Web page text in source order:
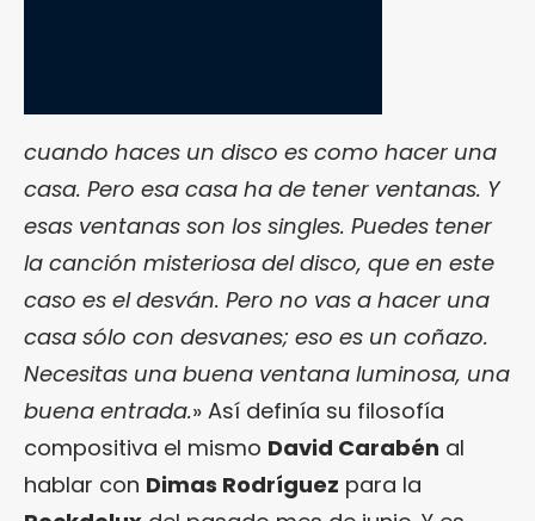
cuando haces un disco es como hacer una
casa. Pero esa casa ha de tener ventanas. Y
esas ventanas son los singles. Puedes tener
la canción misteriosa del disco, que en este
caso es el desván. Pero no vas a hacer una
casa sólo con desvanes; eso es un coñazo.
Necesitas una buena ventana luminosa, una
buena entrada.» Así definía su filosofía
compositiva el mismo David Carabén al
hablar con Dimas Rodríguez para la